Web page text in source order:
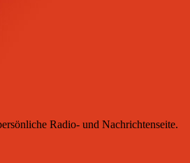
Radio- und Nachrichtenseite.